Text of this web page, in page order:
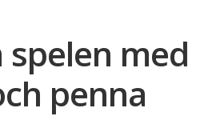
spelen med
penna